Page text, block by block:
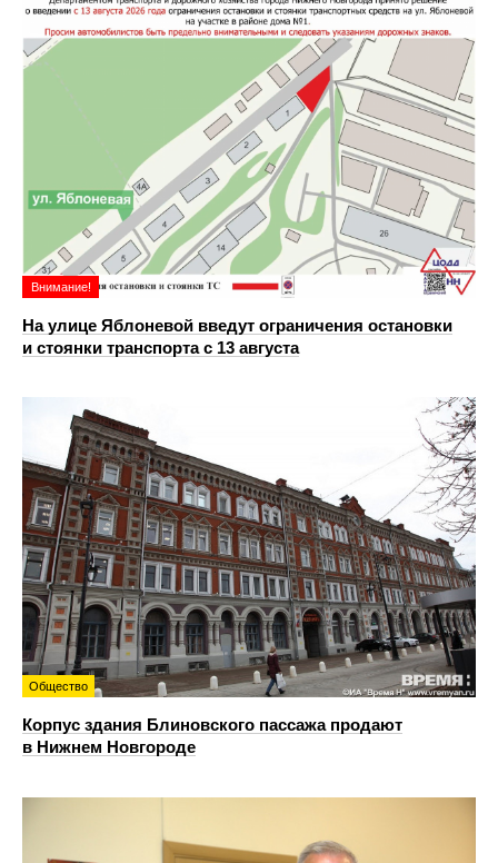
Внимание!
На улице Яблоневой введут ограничения остановки
и стоянки транспорта с 13 августа
Общество
Корпус здания Блиновского пассажа продают
в Нижнем Новгороде